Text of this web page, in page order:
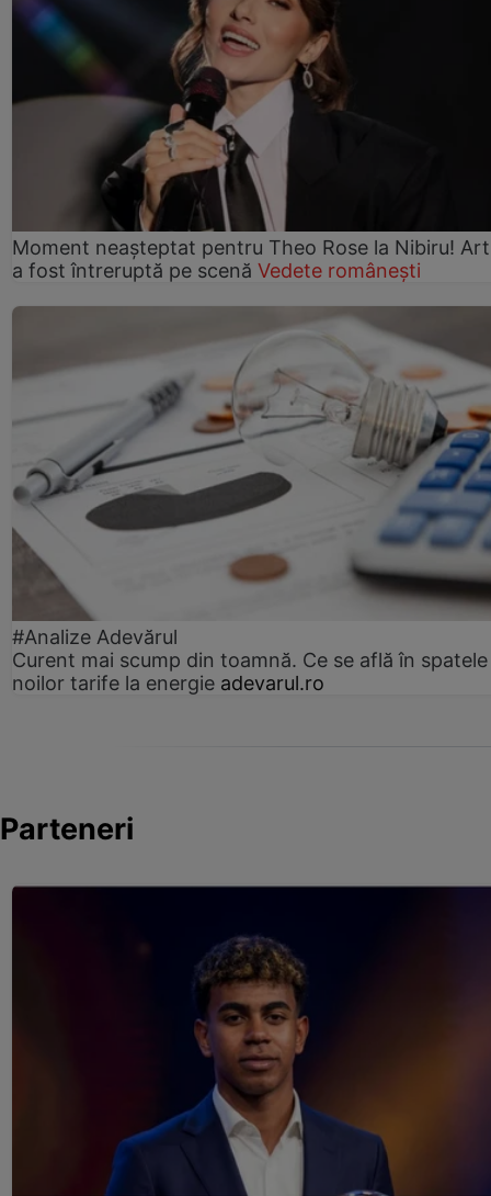
Moment neașteptat pentru Theo Rose la Nibiru!
a fost întreruptă pe scenă Vedete românești
#Analize Adevărul
Curent mai scump din toamnă. Ce se află în spatele
noilor tarife la energie adevarul.ro
Parteneri